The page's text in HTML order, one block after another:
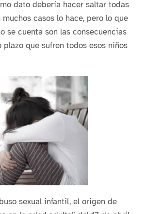
dato debería hacer saltar todas
muchos casos lo hace, pero lo que
se cuenta son las consecuencias
plazo que sufren todos esos niños
sexual infantil, el origen de